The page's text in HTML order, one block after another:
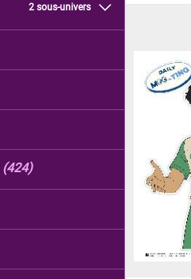
2 sous-univers
(424)